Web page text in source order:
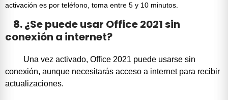
activación es por teléfono, toma entre 5 y 10 minutos.
8. ¿Se puede usar Office 2021 sin
conexión a internet?
Una vez activado, Office 2021 puede usarse sin
conexión, aunque necesitarás acceso a internet para recibir
actualizaciones.